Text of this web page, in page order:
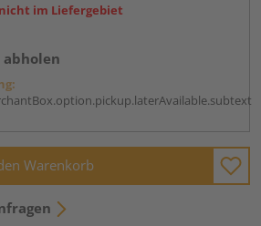
im Liefergebiet
abholen
Warenkorb